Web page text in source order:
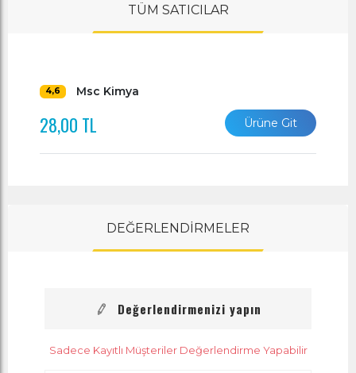
TÜM SATICILAR
4,6 Msc Kimya
28,00 TL Ürüne Git
DEĞERLENDİRMELER
Değerlendirmenizi yapın
Sadece Kayıtlı Müşteriler Değerlendirme Yapabilir